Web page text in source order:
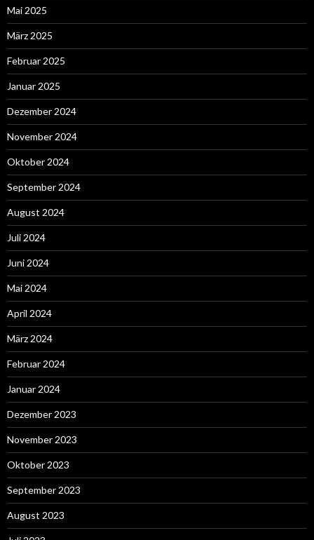
Mai 2025
März 2025
Februar 2025
Januar 2025
Dezember 2024
November 2024
Oktober 2024
September 2024
August 2024
Juli 2024
Juni 2024
Mai 2024
April 2024
März 2024
Februar 2024
Januar 2024
Dezember 2023
November 2023
Oktober 2023
September 2023
August 2023